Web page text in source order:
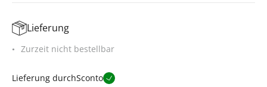
Lieferung
Zurzeit nicht bestellbar
Lieferung durchSconto